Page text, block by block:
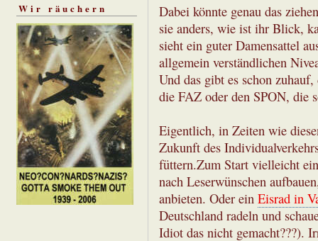
Wir räuchern
Dabei könnte genau das
sie anders, wie ist ihr Blick,
sieht ein guter Damensattel
allgemein verständlichen
Und das gibt es schon
die FAZ oder den SPON, die
Eigentlich, in Zeiten wie
Zukunft des
füttern.Zum Start vielleicht
nach Leserwünschen
anbieten. Oder ein Eisrad in
Deutschland radeln und
Idiot das nicht gemacht???).